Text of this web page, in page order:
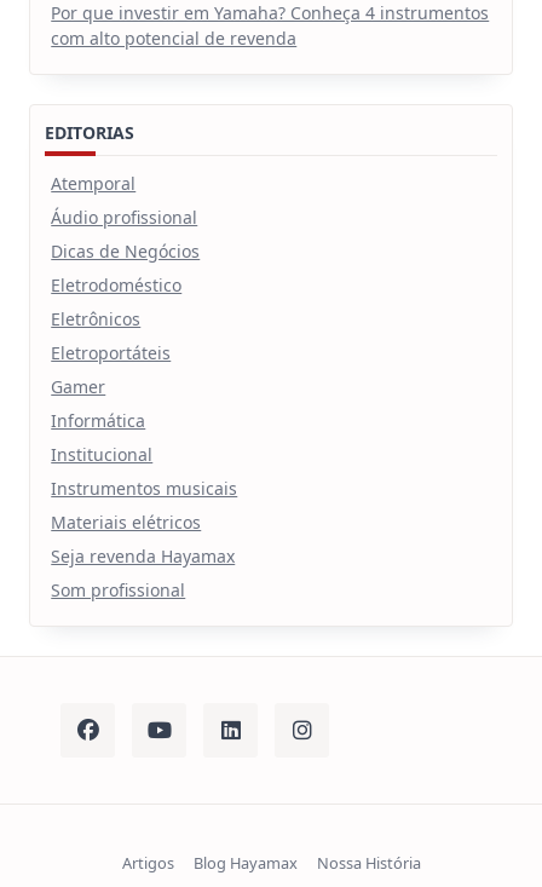
Por que investir em Yamaha? Conheça 4 instrumentos
com alto potencial de revenda
EDITORIAS
Atemporal
Áudio profissional
Dicas de Negócios
Eletrodoméstico
Eletrônicos
Eletroportáteis
Gamer
Informática
Institucional
Instrumentos musicais
Materiais elétricos
Seja revenda Hayamax
Som profissional
Artigos Blog Hayamax Nossa História